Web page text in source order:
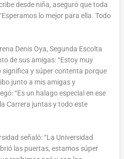
desde niña, aseguró que toda
lo mejor para ella. Todo
Denis Oya, Segunda Escolta
de sus amigas: “Estoy muy
y súper contenta porque
junto a mis amigas y
“Es un halago especial en ese
Carrera juntas y todo este
señaló: “La Universidad
las puertas, estamos súper